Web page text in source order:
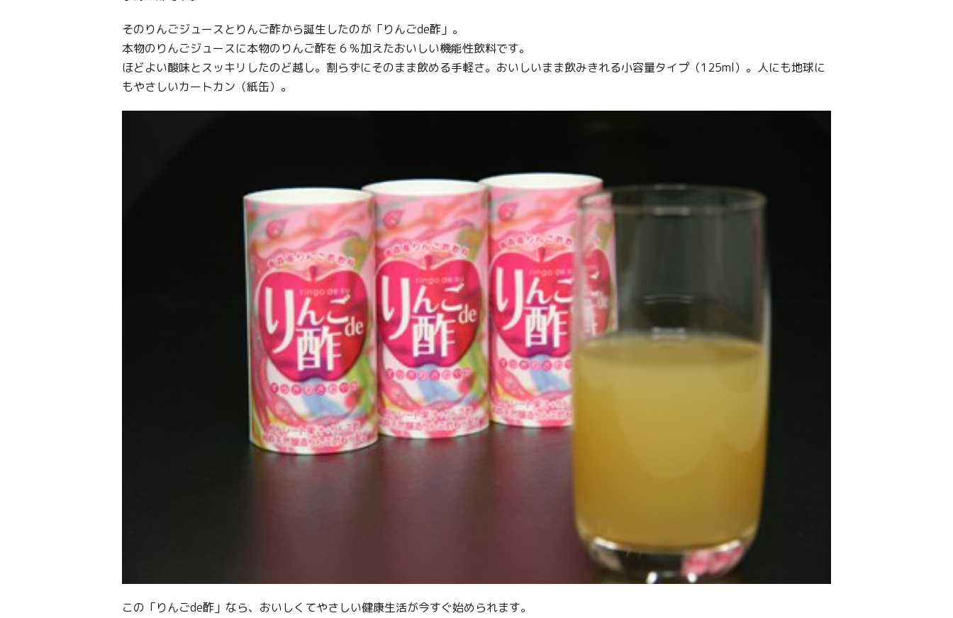
そのりんごジュースとりんご酢から誕生したのが「りんごde酢」。
本物のりんごジュースに本物のりんご酢を６％加えたおいしい機能性飲料です。
ほどよい酸味とスッキリしたのど越し。割らずにそのまま飲める手軽さ。おいしいまま飲みきれる小容量タイプ（125ml）。人にも地球に
もやさしいカートカン（紙缶）。
この「りんごde酢」なら、おいしくてやさしい健康生活が今すぐ始められます。
Twitter
Facebook
Line
Copy URL